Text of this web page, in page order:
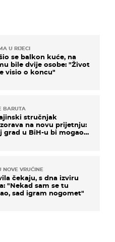
U RIJECI
se balkon kuće, na
bile dvije osobe: "Život
visio o koncu"
BARUTA
stručnjak
na novu prijetnju:
grad u BiH-u bi mogao
NOVE VRUĆINE
čekaju, s dna izviru
"Nekad sam se tu
sad igram nogomet"